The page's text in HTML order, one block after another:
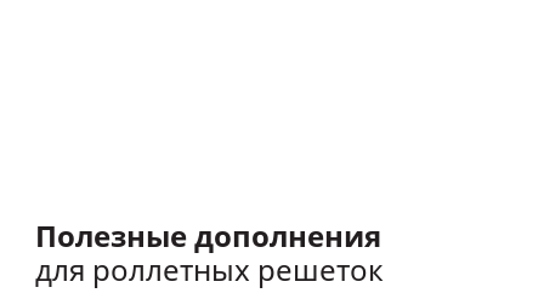
Полезные дополнения
для роллетных решеток